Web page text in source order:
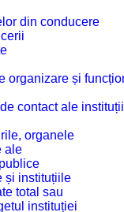
din conducere
organizare și
contact ale
organele
ale
și instituțiile
total sau
instituției